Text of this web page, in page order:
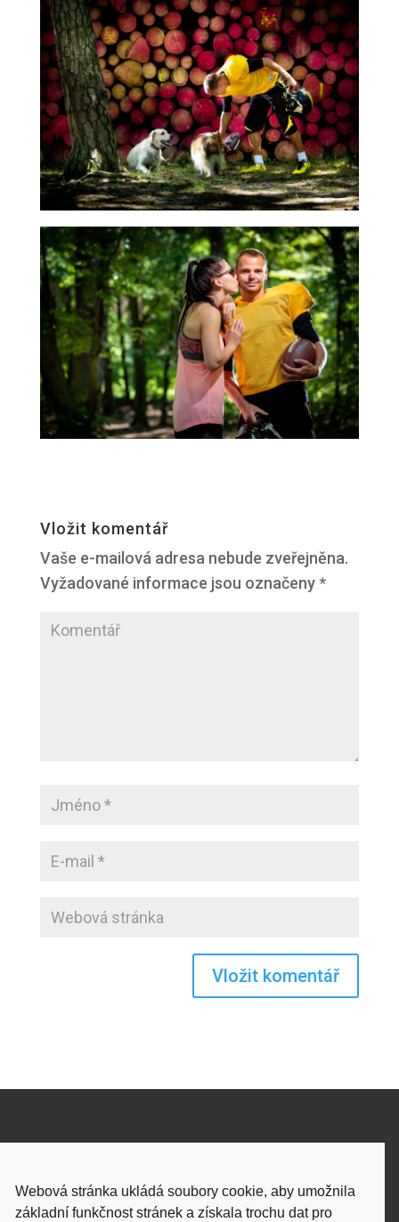
Vložit komentář
Vaše e-mailová adresa nebude zveřejněna.
Vyžadované informace jsou označeny *
Ze Zlína nebo z Prahy (co je blíž)
Webová stránka ukládá soubory cookie, aby umožnila
základní funkčnost stránek a získala trochu dat pro